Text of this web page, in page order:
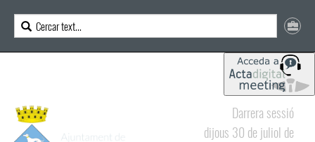
Darrera sessió
dijous 30 de juliol de